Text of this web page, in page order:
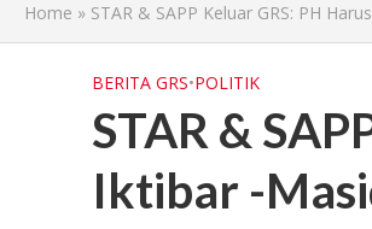
Home » STAR & SAPP Keluar GRS: PH
BERITA GRS•POLITIK
STAR &
Iktibar -